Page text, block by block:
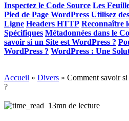
Inspectez le Code Source Les
Pied de Page WordPress Utilisez
Ligne Headers HTTP Reconnaître
Spécifiques Métadonnées dans le
savoir si un Site est WordPress ?
WordPress ? WordPress : Une
Accueil » Divers » Comment savoir si
?
13mn de lecture